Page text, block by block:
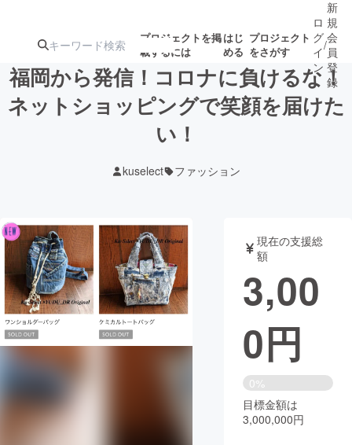
プロジェクトを掲
載するには
はじ
める
プロジェクト
をさがす
注目の新着プロ
テクノロジー・ガジェット
映像・映画 書籍・雑誌
ビジネス・起業 チャレンジ
CAMPFIRE Creation
ロ
グ
イ
ン
/
新
規
会
員
登
録
福岡から発信！コロナに負けるな！
ネットショッピングで笑顔を届けた
い！
kuselect ファッション
現在の支援総
額
3,00
0円
0%
目標金額は
3,000,000円